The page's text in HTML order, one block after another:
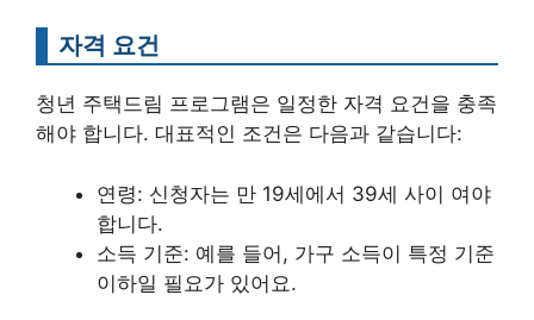
자격 요건
청년 주택드림 프로그램은 일정한 자격 요건을 충족
해야 합니다. 대표적인 조건은 다음과 같습니다:
연령: 신청자는 만 19세에서 39세 사이 여야
합니다.
소득 기준: 예를 들어, 가구 소득이 특정 기준
이하일 필요가 있어요.